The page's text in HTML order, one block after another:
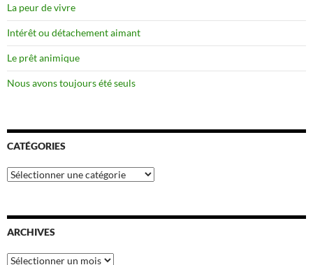
La peur de vivre
Intérêt ou détachement aimant
Le prêt animique
Nous avons toujours été seuls
CATÉGORIES
Catégories
ARCHIVES
Archives